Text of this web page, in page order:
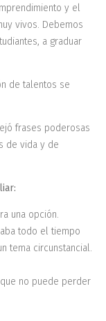
y el
vivos. Debemos
a graduar
de talentos se
frases poderosas
de vida y de
una opción.
todo el tiempo
tema circunstancial.
no puede perder